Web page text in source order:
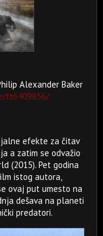
Alexander Baker
tt6409856/
efekte za čitav
a zatim se odvažio
(2015). Pet godina
istog autora,
ovaj put umesto na
dešava na planeti
predatori.